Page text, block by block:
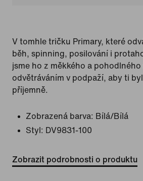
V tomhle tričku Primary, které
běh, spinning, posilování i
jsme ho z měkkého a
odvětráváním v podpaží, aby ti
příjemně.
Zobrazená barva: Bílá/Bílá
Styl: DV9831-100
Zobrazit podrobnosti o produktu